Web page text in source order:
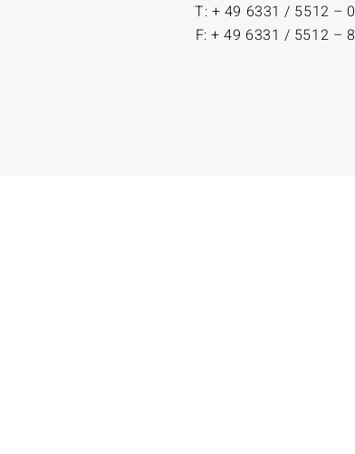
T: + 49 6331 / 5512 – 0
F: + 49 6331 / 5512 – 8